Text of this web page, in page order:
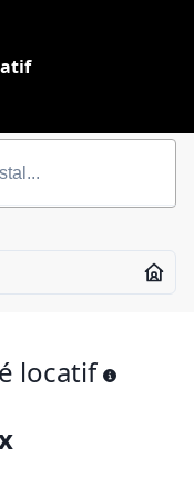
locatif